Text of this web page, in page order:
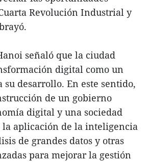
Revolución Industrial y
señaló que la ciudad
digital como un
su desarrollo. En este sentido,
de un gobierno
digital y una sociedad
la aplicación de la inteligencia
de grandes datos y otras
para mejorar la gestión